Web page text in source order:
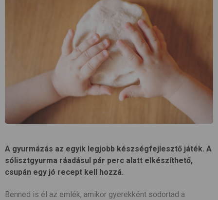
A gyurmázás az egyik legjobb készségfejlesztő játék. A
sólisztgyurma ráadásul pár perc alatt elkészíthető,
csupán egy jó recept kell hozzá.
Benned is él az emlék, amikor gyerekként sodortad a